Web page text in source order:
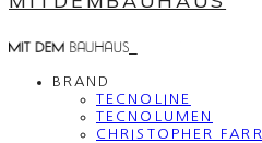
BRAND
TECNOLINE
TECNOLUMEN
CHRISTOPHER FARR